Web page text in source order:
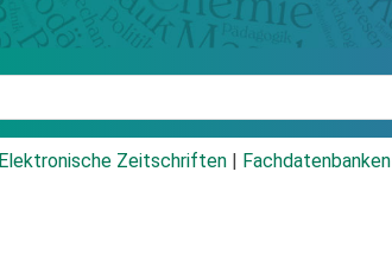
Elektronische Zeitschriften Fachdatenbanken